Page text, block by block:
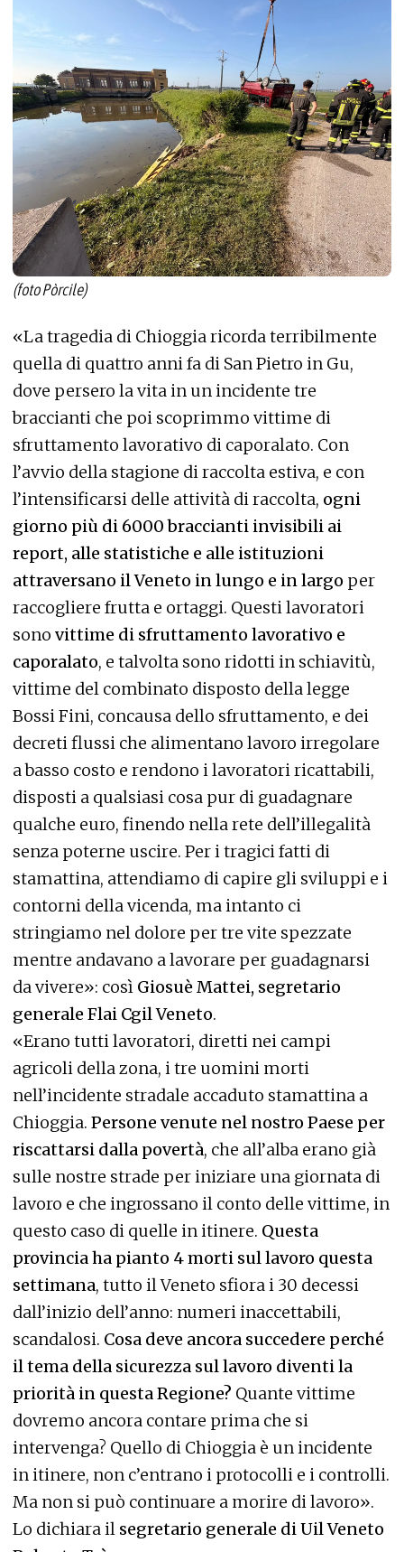
(foto Pòrcile)
«La tragedia di Chioggia ricorda terribilmente
quella di quattro anni fa di San Pietro in Gu,
dove persero la vita in un incidente tre
braccianti che poi scoprimmo vittime di
sfruttamento lavorativo di caporalato. Con
l’avvio della stagione di raccolta estiva, e con
l’intensificarsi delle attività di raccolta, ogni
giorno più di 6000 braccianti invisibili ai
report, alle statistiche e alle istituzioni
attraversano il Veneto in lungo e in largo per
raccogliere frutta e ortaggi. Questi lavoratori
sono vittime di sfruttamento lavorativo e
caporalato, e talvolta sono ridotti in schiavitù,
vittime del combinato disposto della legge
Bossi Fini, concausa dello sfruttamento, e dei
decreti flussi che alimentano lavoro irregolare
a basso costo e rendono i lavoratori ricattabili,
disposti a qualsiasi cosa pur di guadagnare
qualche euro, finendo nella rete dell’illegalità
senza poterne uscire. Per i tragici fatti di
stamattina, attendiamo di capire gli sviluppi e i
contorni della vicenda, ma intanto ci
stringiamo nel dolore per tre vite spezzate
mentre andavano a lavorare per guadagnarsi
da vivere»: così Giosuè Mattei, segretario
generale Flai Cgil Veneto.
«Erano tutti lavoratori, diretti nei campi
agricoli della zona, i tre uomini morti
nell’incidente stradale accaduto stamattina a
Chioggia. Persone venute nel nostro Paese per
riscattarsi dalla povertà, che all’alba erano già
sulle nostre strade per iniziare una giornata di
lavoro e che ingrossano il conto delle vittime, in
questo caso di quelle in itinere. Questa
provincia ha pianto 4 morti sul lavoro questa
settimana, tutto il Veneto sfiora i 30 decessi
dall’inizio dell’anno: numeri inaccettabili,
scandalosi. Cosa deve ancora succedere perché
il tema della sicurezza sul lavoro diventi la
priorità in questa Regione? Quante vittime
dovremo ancora contare prima che si
intervenga? Quello di Chioggia è un incidente
in itinere, non c’entrano i protocolli e i controlli.
Ma non si può continuare a morire di lavoro».
Lo dichiara il segretario generale di Uil Veneto